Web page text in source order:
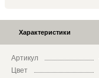
Характеристики
Артикул
Цвет